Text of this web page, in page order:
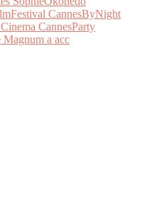
Magnum a acc